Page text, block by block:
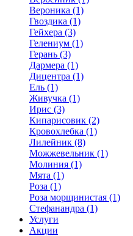
Вероника (1)
Гвоздика (1)
Гейхера (3)
Гелениум (1)
Герань (3)
Дармера (1)
Дицентра (1)
Ель (1)
Живучка (1)
Ирис (3)
Кипарисовик (2)
Кровохлебка (1)
Лилейник (8)
Можжевельник (1)
Молиния (1)
Мята (1)
Роза (1)
Роза морщинистая (1)
Стефанандра (1)
Услуги
Акции